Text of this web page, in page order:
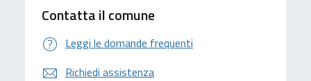
Contatta il comune
Leggi le domande frequenti
Richiedi assistenza